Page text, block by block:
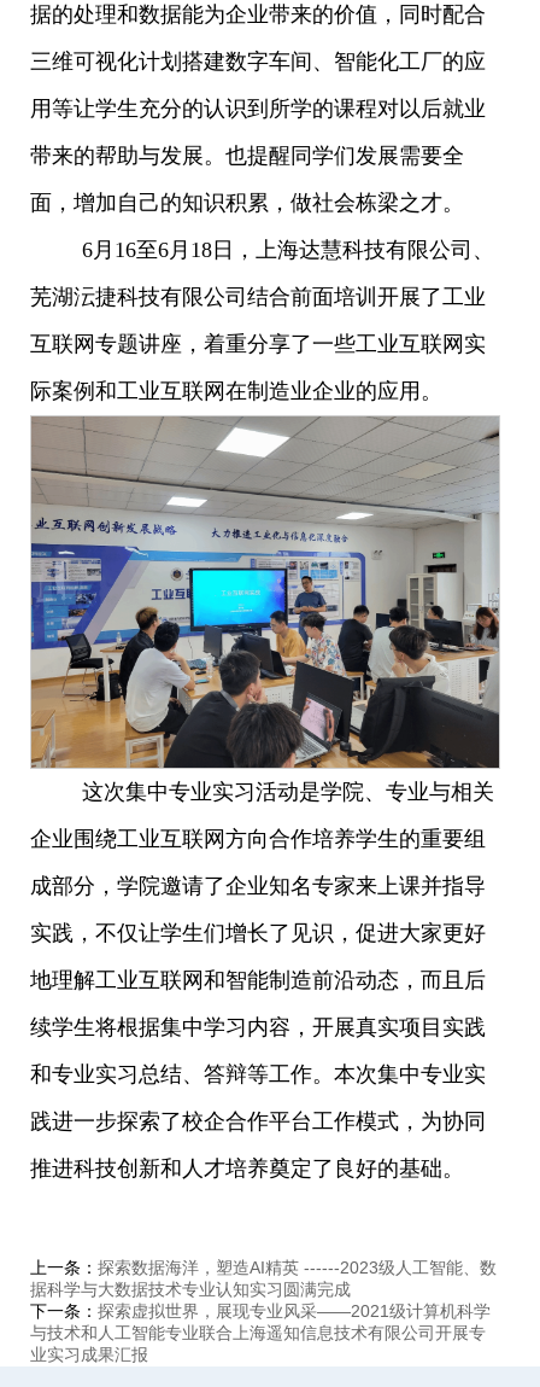
据的处理和数据能为企业带来的价值，同时配合
三维可视化计划搭建数字车间、智能化工厂的应
用等让学生充分的认识到所学的课程对以后就业
带来的帮助与发展。也提醒同学们发展需要全
面，增加自己的知识积累，做社会栋梁之才。
6月16至6月18日，上海达慧科技有限公司、
芜湖沄捷科技有限公司结合前面培训开展了工业
互联网专题讲座，着重分享了一些工业互联网实
际案例和工业互联网在制造业企业的应用。
这次集中专业实习活动是学院、专业与相关
企业围绕工业互联网方向合作培养学生的重要组
成部分，学院邀请了企业知名专家来上课并指导
实践，不仅让学生们增长了见识，促进大家更好
地理解工业互联网和智能制造前沿动态，而且后
续学生将根据集中学习内容，开展真实项目实践
和专业实习总结、答辩等工作。本次集中专业实
践进一步探索了校企合作平台工作模式，为协同
推进科技创新和人才培养奠定了良好的基础。
上一条： 探索数据海洋，塑造AI精英 ------2023级人工智能、数
据科学与大数据技术专业认知实习圆满完成
下一条： 探索虚拟世界，展现专业风采——2021级计算机科学
与技术和人工智能专业联合上海遥知信息技术有限公司开展专
业实习成果汇报